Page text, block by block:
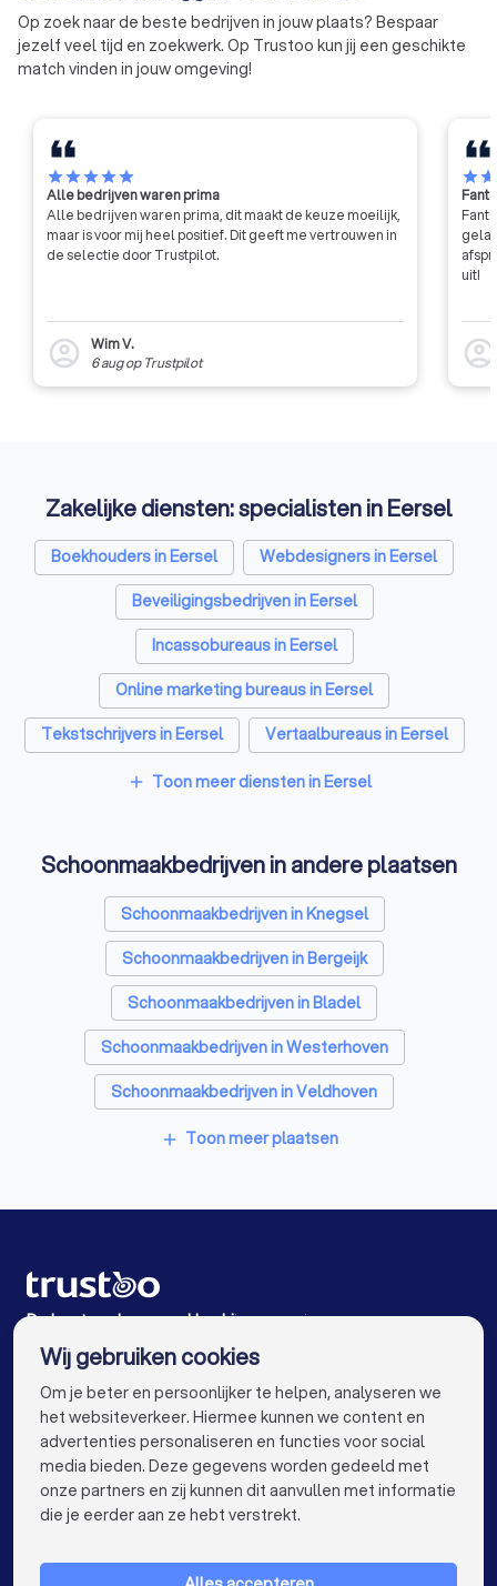
regelgeving.
Op zoek naar de beste bedrijven in jouw plaats? Bespaar
jezelf veel tijd en zoekwerk. Op Trustoo kun jij een geschikte
match vinden in jouw omgeving!
starstarstarstarstar
Alle bedrijven waren prima
Alle bedrijven waren prima, dit maakt de keuze moeilijk,
maar is voor mij heel positief. Dit geeft me vertrouwen in
de selectie door Trustpilot.
account_circle
Wim V.
6 augop Trustpilot
starstar
uit!
account_circle
Zakelijke diensten: specialisten in Eersel
Boekhouders in Eersel
Webdesigners in Eersel
Beveiligingsbedrijven in Eersel
Incassobureaus in Eersel
Online marketing bureaus in Eersel
Tekstschrijvers in Eersel
Vertaalbureaus in Eersel
SEO-specialisten in Eersel
Reclamebureaus in Eersel
Accountants in Eersel
add Toon meer diensten in Eersel
Schoonmaakbedrijven in andere plaatsen
Schoonmaakbedrijven in Knegsel
Schoonmaakbedrijven in Bergeijk
Schoonmaakbedrijven in Bladel
Schoonmaakbedrijven in Westerhoven
Schoonmaakbedrijven in Veldhoven
Schoonmaakbedrijven in Valkenswaard
Schoonmaakbedrijven in Oirschot
Schoonmaakbedrijven in Best
Schoonmaakbedrijven in Amsterdam
Schoonmaakbedrijven in Rotterdam
Schoonmaakbedrijven in Den Haag
Schoonmaakbedrijven in Utrecht
Schoonmaakbedrijven in Groningen
add Toon meer plaatsen
De beste schoonmaakbedrijven voor jou
VOOR PARTICULIEREN keyboard_arrow_down
Wij gebruiken cookies
Om je beter en persoonlijker te helpen, analyseren we
het websiteverkeer. Hiermee kunnen we content en
advertenties personaliseren en functies voor social
media bieden. Deze gegevens worden gedeeld met
onze partners en zij kunnen dit aanvullen met informatie
die je eerder aan ze hebt verstrekt.